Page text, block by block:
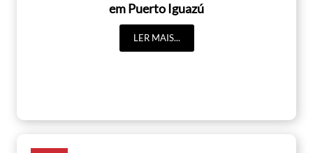
em Puerto Iguazú
LER MAIS...